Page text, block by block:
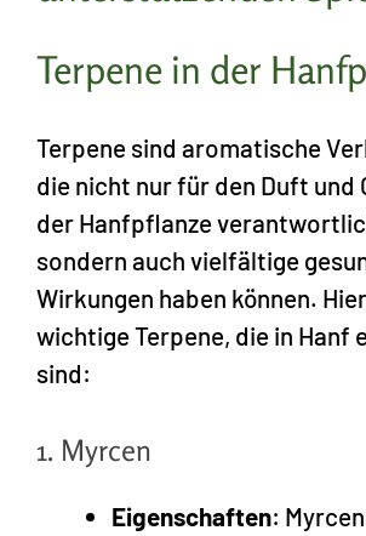
Terpene in der
Terpene sind aromatische
die nicht nur für den Duft und
der Hanfpflanze
sondern auch vielfältige
Wirkungen haben können.
wichtige Terpene, die in Hanf
sind:
1. Myrcen
Eigenschaften: